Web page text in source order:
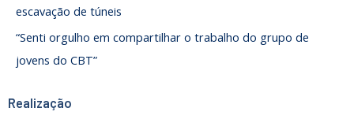
escavação de túneis
“Senti orgulho em compartilhar o trabalho do grupo de
jovens do CBT”
Realização